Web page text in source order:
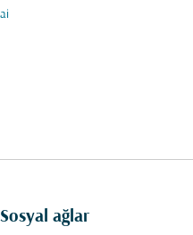
Sosyal ağlar